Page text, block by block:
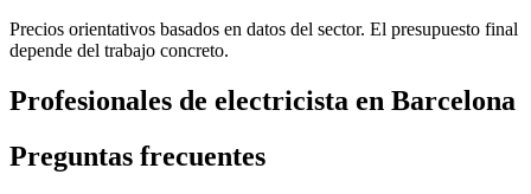
Precios orientativos basados en datos del sector. El presupuesto final
depende del trabajo concreto.
Profesionales de electricista en Barcelona
Preguntas frecuentes